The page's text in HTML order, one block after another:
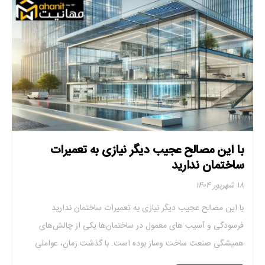
با این مصالح عجیب دیگر نیازی به تعمیرات
ساختمان ندارید
۱۸ شهریور ۱۴۰۴
با این مصالح عجیب دیگر نیازی به تعمیرات ساختمان ندارید
فرسودگی و آسیب ‌های معمول در ساختمان‌ها یکی از چالش‌های
همیشگی صنعت ساخت ‌وساز بوده است. با گذشت زمان، عواملی
همچون تغییرات جوی، فشارهای مکانیکی، لرزش‌ها، یا حتی مشکلات